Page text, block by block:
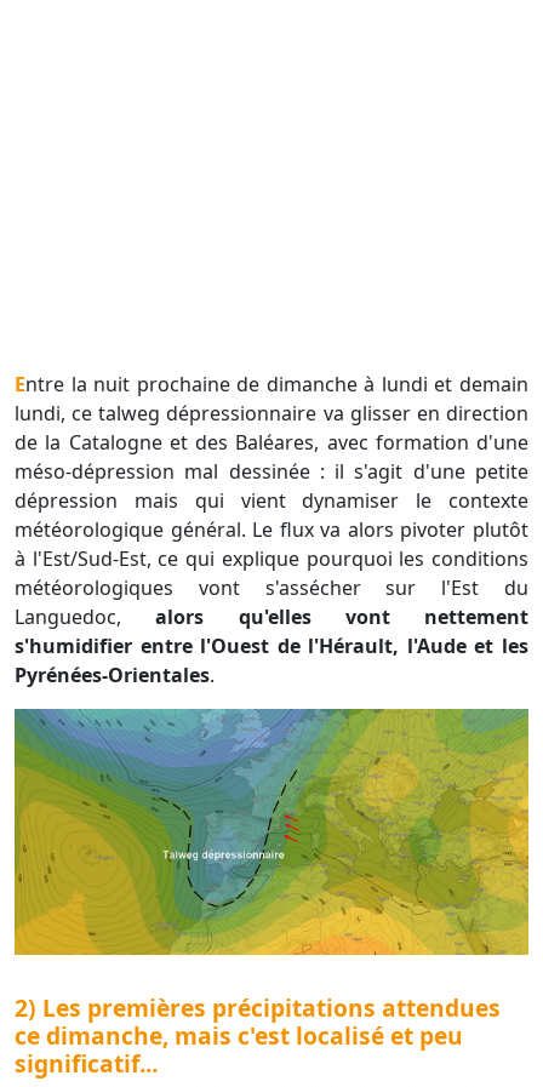
Entre la nuit prochaine de dimanche à lundi et demain
lundi, ce talweg dépressionnaire va glisser en direction
de la Catalogne et des Baléares, avec formation d'une
méso-dépression mal dessinée : il s'agit d'une petite
dépression mais qui vient dynamiser le contexte
météorologique général. Le flux va alors pivoter plutôt
à l'Est/Sud-Est, ce qui explique pourquoi les conditions
météorologiques vont s'assécher sur l'Est du
Languedoc,alors qu'elles vont nettement
s'humidifier entre l'Ouest de l'Hérault, l'Aude et les
Pyrénées-Orientales.
2) Les premières précipitations attendues
ce dimanche, mais c'est localisé et peu
significatif...